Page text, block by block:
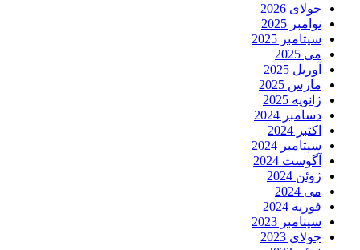
جولای 2026
نوامبر 2025
سپتامبر 2025
می 2025
آوریل 2025
مارس 2025
ژانویه 2025
دسامبر 2024
اکتبر 2024
سپتامبر 2024
آگوست 2024
ژوئن 2024
می 2024
فوریه 2024
سپتامبر 2023
جولای 2023